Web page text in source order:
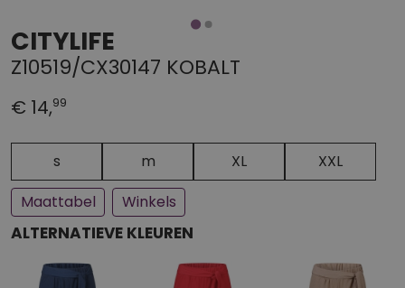
CITYLIFE
Z10519/CX30147 KOBALT
€ 14,99
Een paar stuks op voorraad
Bijna uitverkocht
s m XL
XXL
Maattabel
Winkels
ALTERNATIEVE KLEUREN